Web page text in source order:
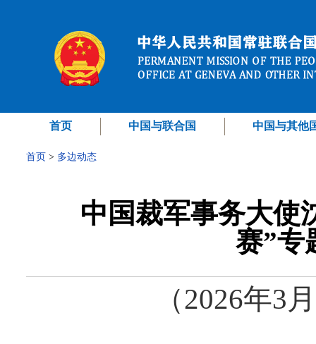
首页 中国与联合国 中国与其他
首页 > 多边动态
中国裁军事务大使
赛”专
（2026年3